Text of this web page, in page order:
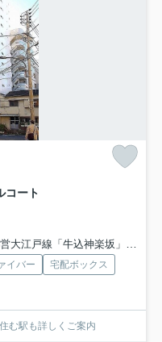
コート
大江戸線「牛込神楽坂」駅 徒歩11分
イバー
宅配ボックス
む駅も詳しくご案内